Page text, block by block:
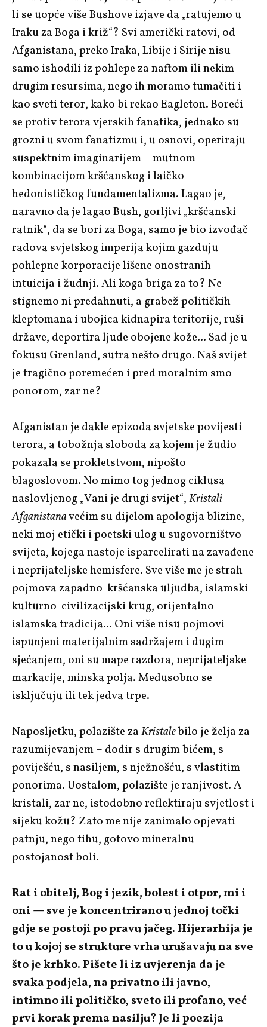
li se uopće više Bushove izjave da „ratujemo u
Iraku za Boga i križ“? Svi američki ratovi, od
Afganistana, preko Iraka, Libije i Sirije nisu
samo ishodili iz pohlepe za naftom ili nekim
drugim resursima, nego ih moramo tumačiti i
kao sveti teror, kako bi rekao Eagleton. Boreći
se protiv terora vjerskih fanatika, jednako su
grozni u svom fanatizmu i, u osnovi, operiraju
suspektnim imaginarijem – mutnom
kombinacijom kršćanskog i laičko-
hedonističkog fundamentalizma. Lagao je,
naravno da je lagao Bush, gorljivi „kršćanski
ratnik“, da se bori za Boga, samo je bio izvođač
radova svjetskog imperija kojim gazduju
pohlepne korporacije lišene onostranih
intuicija i žudnji. Ali koga briga za to? Ne
stignemo ni predahnuti, a grabež političkih
kleptomana i ubojica kidnapira teritorije, ruši
države, deportira ljude obojene kože... Sad je u
fokusu Grenland, sutra nešto drugo. Naš svijet
je tragično poremećen i pred moralnim smo
ponorom, zar ne?
Afganistan je dakle epizoda svjetske povijesti
terora, a tobožnja sloboda za kojem je žudio
pokazala se prokletstvom, nipošto
blagoslovom. No mimo tog jednog ciklusa
naslovljenog „Vani je drugi svijet“,Kristali
Afganistanavećim su dijelom apologija blizine,
neki moj etički i poetski ulog u sugovorništvo
svijeta, kojega nastoje isparcelirati na zavađene
i neprijateljske hemisfere. Sve više me je strah
pojmova zapadno-kršćanska uljudba, islamski
kulturno-civilizacijski krug, orijentalno-
islamska tradicija... Oni više nisu pojmovi
ispunjeni materijalnim sadržajem i dugim
sjećanjem, oni su mape razdora, neprijateljske
markacije, minska polja. Međusobno se
isključuju ili tek jedva trpe.
Naposljetku, polazište zaKristalebilo je želja za
razumijevanjem – dodir s drugim bićem, s
poviješću, s nasiljem, s nježnošću, s vlastitim
ponorima. Uostalom, polazište je ranjivost. A
kristali, zar ne, istodobno reflektiraju svjetlost i
sijeku kožu? Zato me nije zanimalo opjevati
patnju, nego tihu, gotovo mineralnu
postojanost boli.
Rat i obitelj, Bog i jezik, bolest i otpor, mi i
oni — sve je koncentrirano u jednoj točki
gdje se postoji po pravu jačeg. Hijerarhija je
to u kojoj se strukture vrha urušavaju na sve
što je krhko. Pišete li iz uvjerenja da je
svaka podjela, na privatno ili javno,
intimno ili političko, sveto ili profano, već
prvi korak prema nasilju? Je li poezija